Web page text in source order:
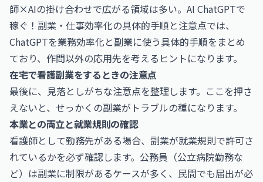
師×AIの掛け合わせで広がる領域は多い。 AI ChatGPTで
稼ぐ！副業・仕事効率化の具体的手順と注意点では、
ChatGPTを業務効率化と副業に使う具体的手順をまとめ
ており、作問以外の応用先を考えるヒントになります。
在宅で看護副業をするときの注意点
最後に、見落としがちな注意点を整理します。ここを押さ
えないと、せっかくの副業がトラブルの種になります。
本業との両立と就業規則の確認
看護師として勤務先がある場合、副業が就業規則で許可さ
れているかを必ず確認します。公務員（公立病院勤務な
ど）は副業に制限があるケースが多く、民間でも届出が必